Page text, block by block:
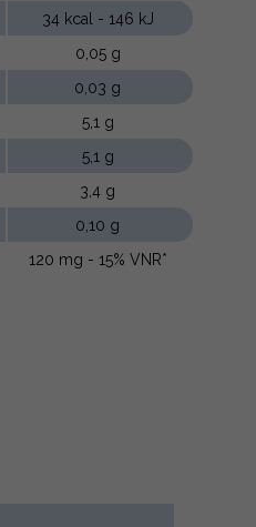
34 kcal - 146 kJ
0,05 g
0,03 g
5,1 g
5,1 g
3,4 g
0,10 g
120 mg - 15% VNR*